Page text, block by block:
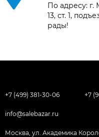
По адресу: г.
13, ст. 1,
рады!
+7 (499) 381-30-06 +7
info@salebazar.ru
Москва, ул. Академика